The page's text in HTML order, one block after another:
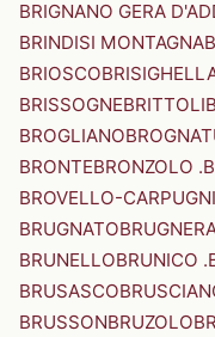
BRIGNANO GERA
BRINDISI MONTAGNA
BRIOSCO
BRISSOGNEBRITTOLI
BROGLIANO
BRONTEBRONZOLO
BROVELLO-
BRUGNATO
BRUNELLOBRUNICO
BRUSASCO
BRUSSONBRUZOLO